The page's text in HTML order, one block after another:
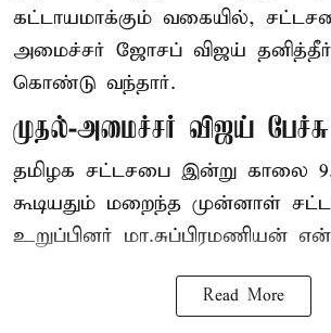
கட்டாயமாக்கும் வகையில்,
அமைச்சர் ஜோசப் விஜய்
கொண்டு வந்தார்.
முதல்-அமைச்சர் விஜய் பேச்சு
தமிழக சட்டசபை இன்று காலை
கூடியதும் மறைந்த முன்னாள்
உறுப்பினர் மா.சுப்பிரமணியன்
Read More